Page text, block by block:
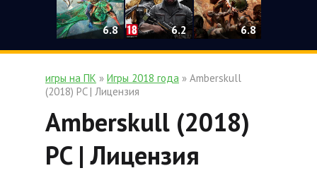
6.8 6.2 6.8
игры на ПК » Игры 2018 года » Amberskull
(2018) PC | Лицензия
Amberskull (2018)
PC | Лицензия